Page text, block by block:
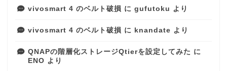
vivosmart 4 のベルト破損 に gufutoku より
vivosmart 4 のベルト破損 に knandate より
QNAPの階層化ストレージQtierを設定してみた に
ENO より